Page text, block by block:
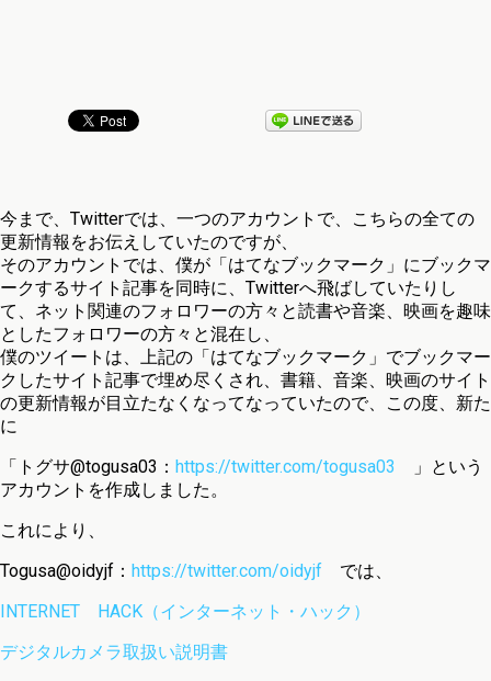
今まで、Twitterでは、一つのアカウントで、こちらの全ての
更新情報をお伝えしていたのですが、
そのアカウントでは、僕が「はてなブックマーク」にブックマ
ークするサイト記事を同時に、Twitterへ飛ばしていたりし
て、ネット関連のフォロワーの方々と読書や音楽、映画を趣味
としたフォロワーの方々と混在し、
僕のツイートは、上記の「はてなブックマーク」でブックマー
クしたサイト記事で埋め尽くされ、書籍、音楽、映画のサイト
の更新情報が目立たなくなってなっていたので、この度、新た
に
「トグサ@togusa03： https://twitter.com/togusa03
」という
アカウントを作成しました。
これにより、
Togusa@oidyjf： https://twitter.com/oidyjf では、
INTERNET HACK（インターネット・ハック）
デジタルカメラ取扱い説明書